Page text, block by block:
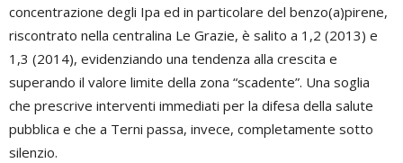
concentrazione degli Ipa ed in particolare del benzo(a)pirene,
riscontrato nella centralina Le Grazie, è salito a 1,2 (2013) e
1,3 (2014), evidenziando una tendenza alla crescita e
superando il valore limite della zona “scadente”. Una soglia
che prescrive interventi immediati per la difesa della salute
pubblica e che a Terni passa, invece, completamente sotto
silenzio.